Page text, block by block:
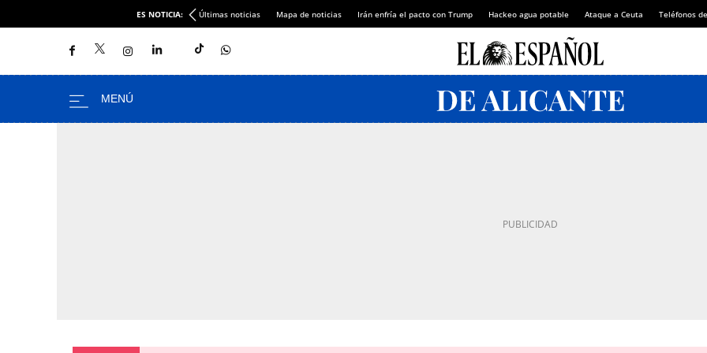
ES NOTICIA: Últimas noticias Mapa de noticias Irán enfría el pacto con Trump Hackeo agua potable Ataque a Ceuta Teléfonos